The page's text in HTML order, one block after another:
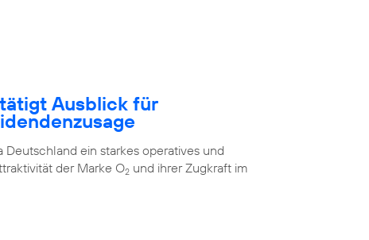
Ausblick für
ein starkes operatives und
der Marke O2 und ihrer Zugkraft im